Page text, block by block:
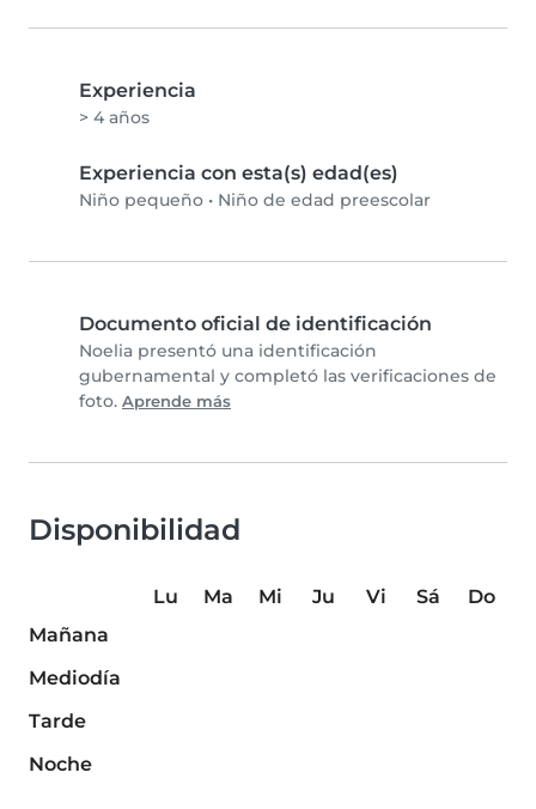
Experiencia
> 4 años
Experiencia con esta(s) edad(es)
Niño pequeño • Niño de edad preescolar
Documento oficial de identificación
Noelia presentó una identificación
gubernamental y completó las verificaciones de
foto. Aprende más
Disponibilidad
Lu Ma Mi Ju Vi Sá
Do
Mañana
Mediodía
Tarde
Noche